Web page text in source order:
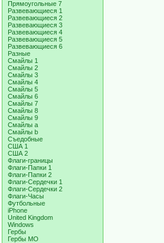
Прямоугольные 7
Развевающиеся 1
Развевающиеся 2
Развевающиеся 3
Развевающиеся 4
Развевающиеся 5
Развевающиеся 6
Разные
Смайлы 1
Смайлы 2
Смайлы 3
Смайлы 4
Смайлы 5
Смайлы 6
Смайлы 7
Смайлы 8
Смайлы 9
Смайлы a
Смайлы b
Съедобные
США 1
США 2
Флаги-границы
Флаги-Папки 1
Флаги-Папки 2
Флаги-Сердечки 1
Флаги-Сердечки 2
Флаги-Часы
Футбольные
iPhone
United Kingdom
Windows
Гербы
Гербы МО